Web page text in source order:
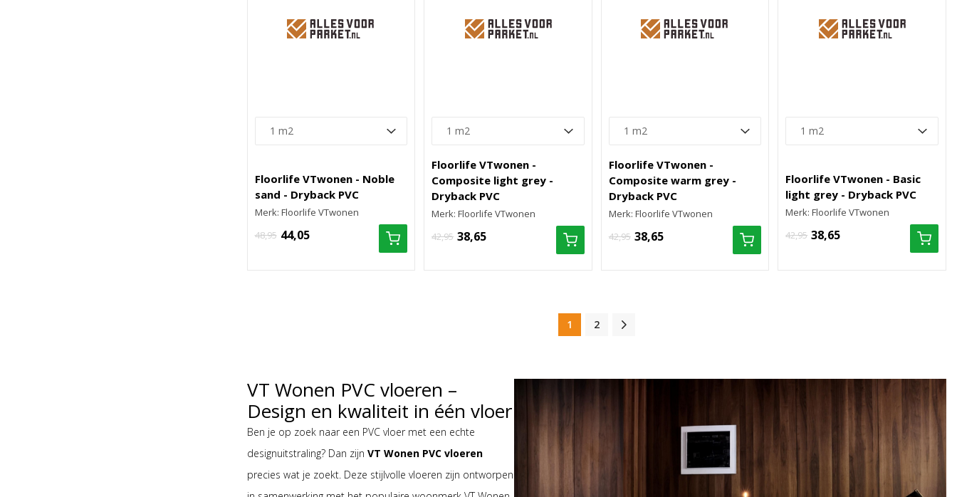
Floorlife VTwonen - Noble
sand - Dryback PVC
Merk: Floorlife VTwonen
48,95 44,05
Floorlife VTwonen -
Composite light grey -
Dryback PVC
Merk: Floorlife VTwonen
42,95 38,65
Floorlife VTwonen -
Composite warm grey -
Dryback PVC
Merk: Floorlife VTwonen
42,95 38,65
Floorlife VTwonen - Basic
light grey - Dryback PVC
Merk: Floorlife VTwonen
42,95 38,65
1 2
VT Wonen PVC vloeren –
Design en kwaliteit in één vloer
Ben je op zoek naar een PVC vloer met een echte
designuitstraling? Dan zijn VT Wonen PVC vloeren
precies wat je zoekt. Deze stijlvolle vloeren zijn ontworpen